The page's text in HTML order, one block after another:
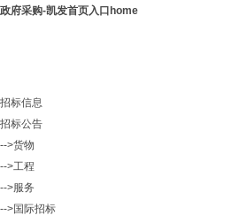
政府采购-凯发首页入口home
招标信息
招标公告
-->货物
-->工程
-->服务
-->国际招标